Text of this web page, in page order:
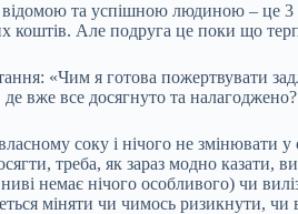
та успішною людиною – це 3
коштів. Але подруга це поки що
«Чим я готова пожертвувати
де вже все досягнуто та налагоджено?
соку і нічого не змінювати
треба, як зараз модно казати,
немає нічого особливого) чи
міняти чи чимось ризикнути, чи